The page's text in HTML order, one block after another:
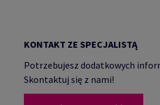
KONTAKT ZE SPECJALISTĄ
Potrzebujesz dodatkowych
Skontaktuj się z nami!